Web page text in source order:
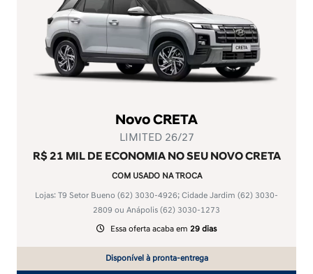
Novo CRETA
LIMITED 26/27
R$ 21 MIL DE ECONOMIA NO SEU NOVO CRETA
COM USADO NA TROCA
Lojas: T9 Setor Bueno (62) 3030-4926; Cidade Jardim (62) 3030-
2809 ou Anápolis (62) 3030-1273
Essa oferta acaba em 29 dias
Disponível à pronta-entrega